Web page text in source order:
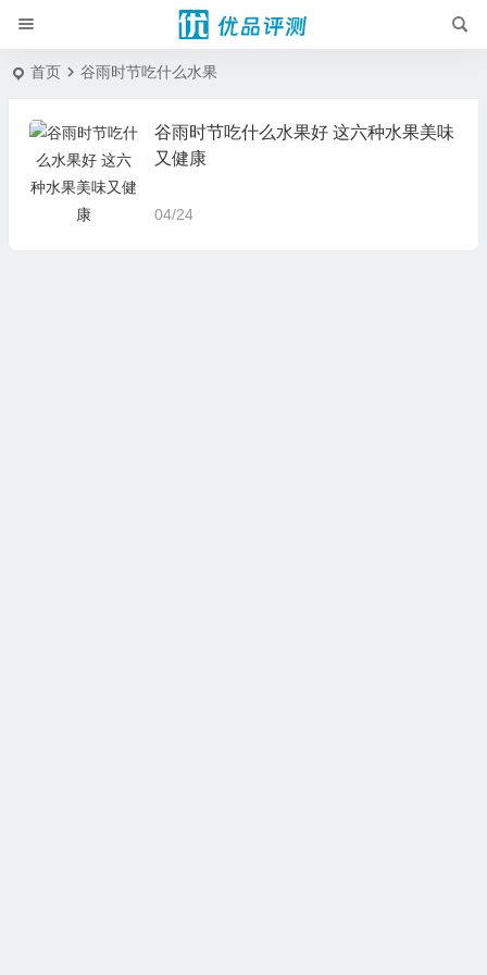
首页 谷雨时节吃什么水果
谷雨时节吃什么水果好 这六种水果美味
又健康
04/24